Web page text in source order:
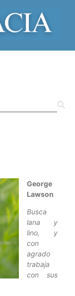
George
Lawson
Busca
lana y
lino, y
con
agrado
trabaja
con sus